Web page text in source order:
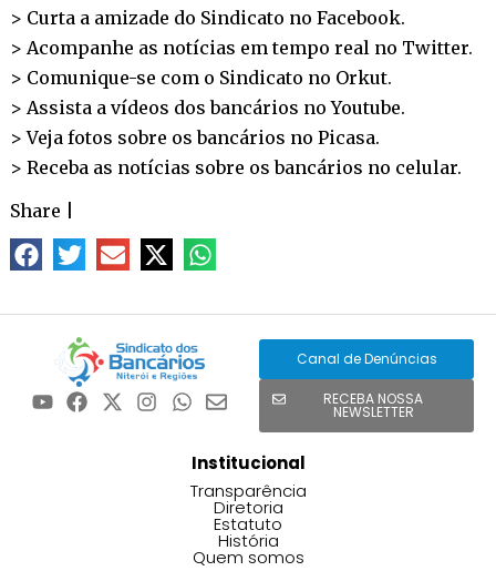
> Curta a amizade do Sindicato no Facebook.
> Acompanhe as notícias em tempo real no Twitter.
> Comunique-se com o Sindicato no Orkut.
> Assista a vídeos dos bancários noYoutube.
> Veja fotos sobre os bancários no Picasa.
> Receba as notícias sobre os bancários no celular.
Share
Canal de Denúncias
RECEBA NOSSA
NEWSLETTER
Institucional
Transparência
Diretoria
Estatuto
História
Quem somos